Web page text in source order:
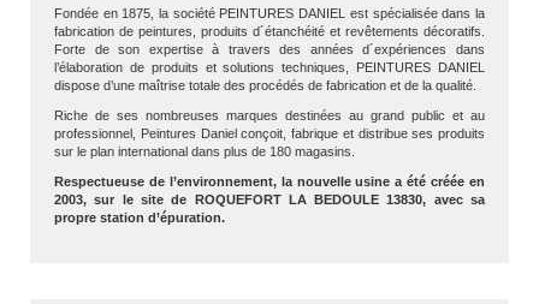
Fondée en 1875, la société PEINTURES DANIEL est spécialisée dans la
fabrication de peintures, produits d´étanchéité et revêtements décoratifs.
Forte de son expertise à travers des années d´expériences dans
l’élaboration de produits et solutions techniques, PEINTURES DANIEL
dispose d’une maîtrise totale des procédés de fabrication et de la qualité.
Riche de ses nombreuses marques destinées au grand public et au
professionnel, Peintures Daniel conçoit, fabrique et distribue ses produits
sur le plan international dans plus de 180 magasins.
Respectueuse de l’environnement, la nouvelle usine a été créée en
2003, sur le site de ROQUEFORT LA BEDOULE 13830, avec sa
propre station d’épuration.